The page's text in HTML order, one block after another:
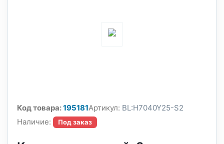
Код товара:195181Артикул: BL:H7040Y25-S2
Наличие:
Под заказ